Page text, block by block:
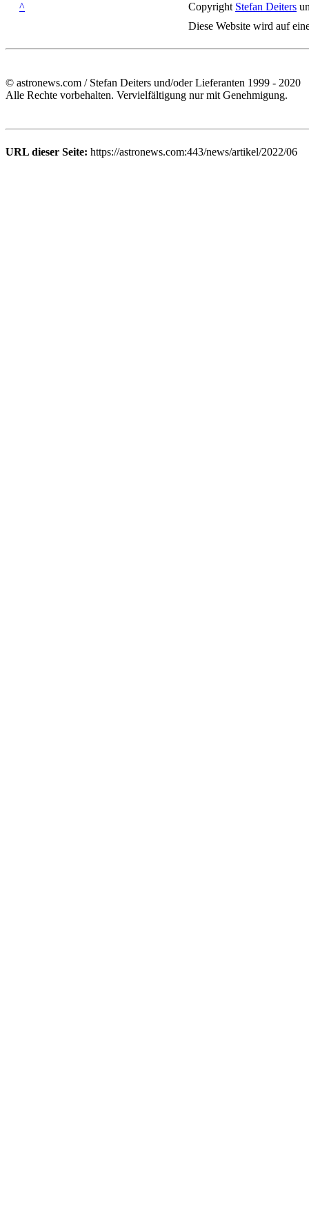
^ Copyright Stefan Deiters
Diese Website wird auf
© astronews.com / Stefan Deiters und/oder Lieferanten 1999 - 2020
Alle Rechte vorbehalten. Vervielfältigung nur mit Genehmigung.
URL dieser Seite: https://astronews.com:443/news/artikel/2022/06